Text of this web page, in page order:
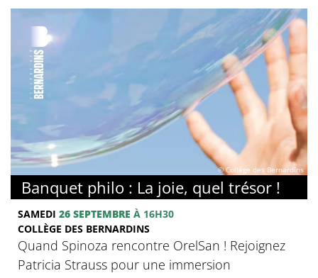
© Collège des Bernardins
Banquet philo : La joie, quel trésor !
SAMEDI 26 SEPTEMBRE À 16H30
COLLÈGE DES BERNARDINS
Quand Spinoza rencontre OrelSan ! Rejoignez
Patricia Strauss pour une immersion